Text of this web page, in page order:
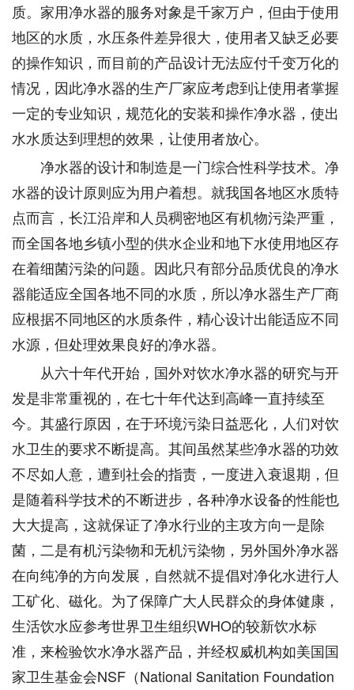
质。家用净水器的服务对象是千家万户，但由于使用
地区的水质，水压条件差异很大，使用者又缺乏必要
的操作知识，而目前的产品设计无法应付千变万化的
情况，因此净水器的生产厂家应考虑到让使用者掌握
一定的专业知识，规范化的安装和操作净水器，使出
水水质达到理想的效果，让使用者放心。
净水器的设计和制造是一门综合性科学技术。净
水器的设计原则应为用户着想。就我国各地区水质特
点而言，长江沿岸和人员稠密地区有机物污染严重，
而全国各地乡镇小型的供水企业和地下水使用地区存
在着细菌污染的问题。因此只有部分品质优良的净水
器能适应全国各地不同的水质，所以净水器生产厂商
应根据不同地区的水质条件，精心设计出能适应不同
水源，但处理效果良好的净水器。
从六十年代开始，国外对饮水净水器的研究与开
发是非常重视的，在七十年代达到高峰一直持续至
今。其盛行原因，在于环境污染日益恶化，人们对饮
水卫生的要求不断提高。其间虽然某些净水器的功效
不尽如人意，遭到社会的指责，一度进入衰退期，但
是随着科学技术的不断进步，各种净水设备的性能也
大大提高，这就保证了净水行业的主攻方向一是除
菌，二是有机污染物和无机污染物，另外国外净水器
在向纯净的方向发展，自然就不提倡对净化水进行人
工矿化、磁化。为了保障广大人民群众的身体健康，
生活饮水应参考世界卫生组织WHO的较新饮水标
准，来检验饮水净水器产品，并经权威机构如美国国
家卫生基金会NSF（National Sanitation Foundation